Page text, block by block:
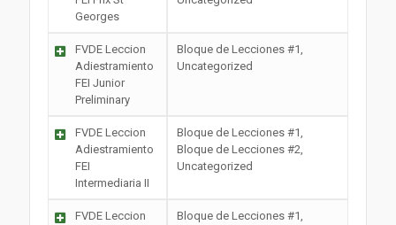
Georges
FVDE Leccion
Adiestramiento
FEI Junior
Preliminary
Bloque de Lecciones #1,
Uncategorized
FVDE Leccion
Adiestramiento
FEI
Intermediaria II
Bloque de Lecciones #1,
Bloque de Lecciones #2,
Uncategorized
FVDE Leccion
Bloque de Lecciones #1,